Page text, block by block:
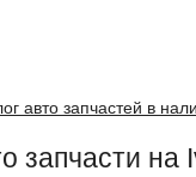
авто запчастей в
запчасти